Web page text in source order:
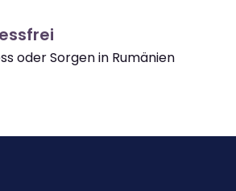
oder Sorgen in Rumänien